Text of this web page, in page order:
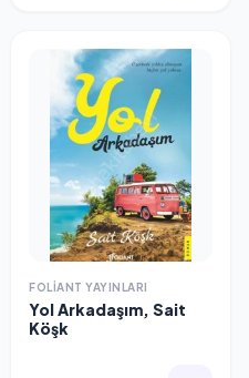
FOLIANT YAYINLARI
Yol Arkadaşım, Sait
Köşk